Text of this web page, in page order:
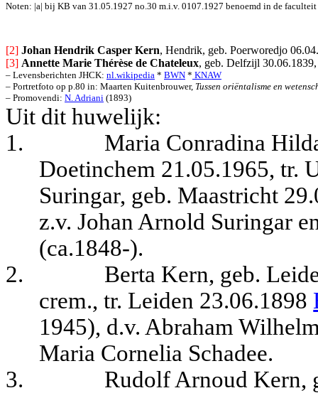
Noten: |a| bij KB van 31.05.1927 no.30 m.i.v. 0107.1927 benoemd in de
[2] Johan Hendrik Casper Kern, Hendrik, geb. Poerworedjo
[3] Annette Marie Thérèse de Chateleux, geb. Delfzijl
– Levensberichten JHCK: nl.wikipedia * BWN * KNAW
– Portretfoto op p.80 in: Maarten Kuitenbrouwer, Tussen oriëntalisme en
– Promovendi: N. Adriani (1893)
Uit dit huwelijk:
1.
Maria Conradina
Doetinchem 21.05.1965, tr.
Suringar, geb. Maastricht
z.v. Johan Arnold Suringar
(ca.1848-).
2.
Berta Kern, geb.
crem.,tr. Leiden 23.06.1898
1945), d.v. Abraham
Maria Cornelia Schadee.
3.
Rudolf Arnoud Kern,